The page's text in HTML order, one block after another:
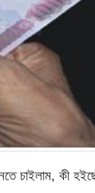
চাইলাম, কী